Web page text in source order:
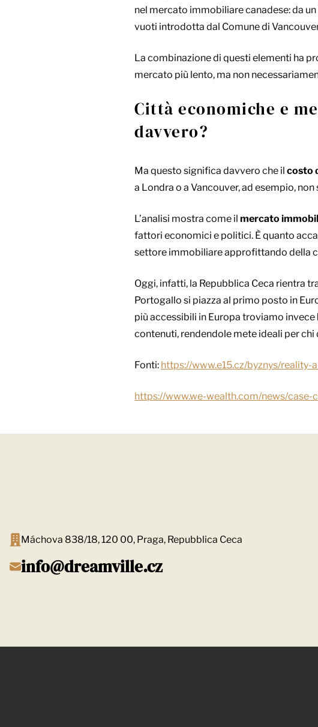
nel mercato immobiliare canadese: da
vuoti introdotta dal Comune di
La combinazione di questi elementi ha
mercato più lento, ma non
Città economiche e
davvero?
Ma questo significa davvero che il costo
a Londra o a Vancouver, ad esempio,
L’analisi mostra come il mercato
fattori economici e politici. È quanto
settore immobiliare approfittando della
Oggi, infatti, la Repubblica Ceca rientra
Portogallo si piazza al primo posto in
più accessibili in Europa troviamo invece
contenuti, rendendole mete ideali per
Fonti: https://www.e15.cz/byznys/reality-
https://www.we-wealth.com/news/
Máchova 838/18, 120 00, Praga, Repubblica Ceca
info@dreamville.cz